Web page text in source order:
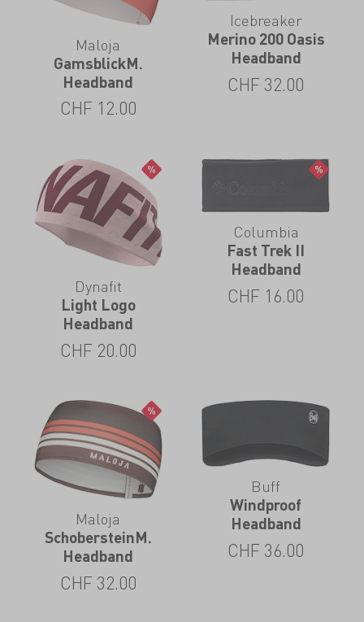
Maloja
GamsblickM.
Headband
CHF 12.00
Icebreaker
Merino 200 Oasis
Headband
CHF 32.00
Dynafit
Light Logo
Headband
CHF 20.00
Columbia
Fast Trek II
Headband
CHF 16.00
Maloja
SchobersteinM.
Headband
CHF 32.00
Buff
Windproof
Headband
CHF 36.00